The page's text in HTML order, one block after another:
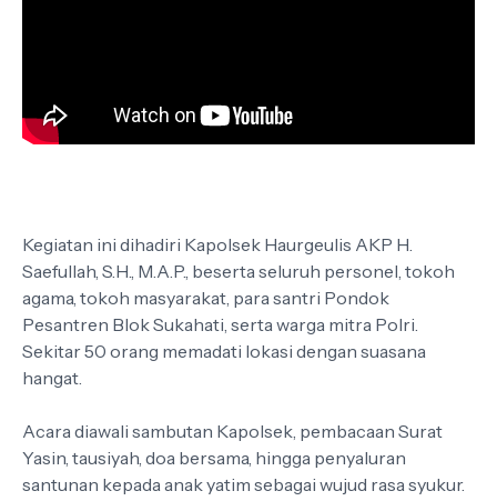
Kegiatan ini dihadiri Kapolsek Haurgeulis AKP H.
Saefullah, S.H., M.A.P., beserta seluruh personel, tokoh
agama, tokoh masyarakat, para santri Pondok
Pesantren Blok Sukahati, serta warga mitra Polri.
Sekitar 50 orang memadati lokasi dengan suasana
hangat.
Acara diawali sambutan Kapolsek, pembacaan Surat
Yasin, tausiyah, doa bersama, hingga penyaluran
santunan kepada anak yatim sebagai wujud rasa syukur.